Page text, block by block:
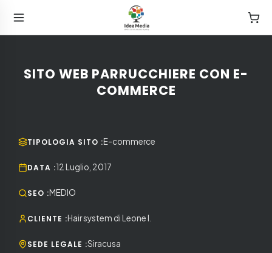
SITO WEB PARRUCCHIERE CON E-
COMMERCE
TIPOLOGIA SITO :E-commerce
DATA :12 Luglio, 2017
SEO :MEDIO
CLIENTE :Hair system di Leone I.
SEDE LEGALE :Siracusa